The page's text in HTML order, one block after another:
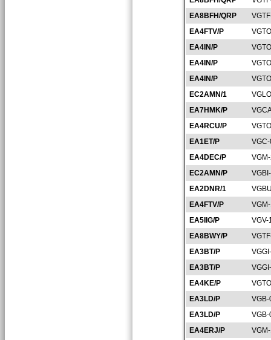
EA8BFH/QRP
EA4FTV/P
EA4IN/P
EA4IN/P
EA4IN/P
EC2AMN/1
EA7HMK/P
EA4RCU/P
EA1ET/P
EA4DEC/P
EC2AMN/P
EA2DNR/1
EA4FTV/P
EA5IIG/P
VGV-
EA8BWY/P
EA3BT/P
EA3BT/P
EA4KE/P
EA3LD/P
EA3LD/P
EA4ERJ/P